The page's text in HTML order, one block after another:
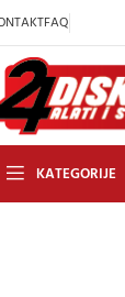
FAQ
KATEGORIJE